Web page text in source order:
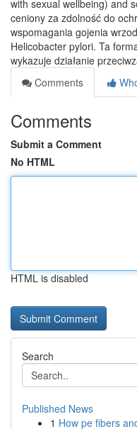
with sexual wellbeing) and
ceniony za zdolność do
wspomagania gojenia
Helicobacter pylori. Ta
wykazuje działanie
Comments
Comments
Submit a Comment
No HTML
HTML is disabled
Search
Published News
1 How pe fibers